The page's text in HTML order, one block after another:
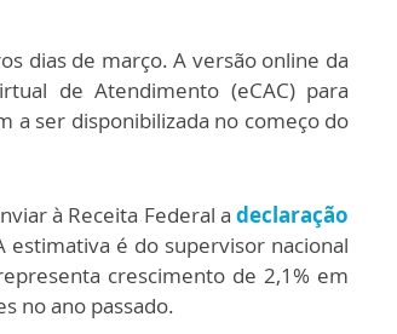
dias de março. A versão online da
de Atendimento (eCAC) para
a ser disponibilizada no começo do
à Receita Federal a declaração
estimativa é do supervisor nacional
crescimento de 2,1% em
no ano passado.